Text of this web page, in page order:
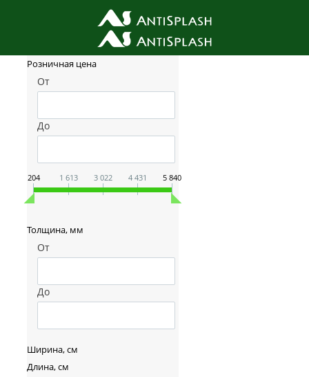
Фильтр товаров
Розничная цена
От
До
204 1 613 3 022 4 431 5 840
Толщина, мм
От
До
Ширина, см
Длина, см